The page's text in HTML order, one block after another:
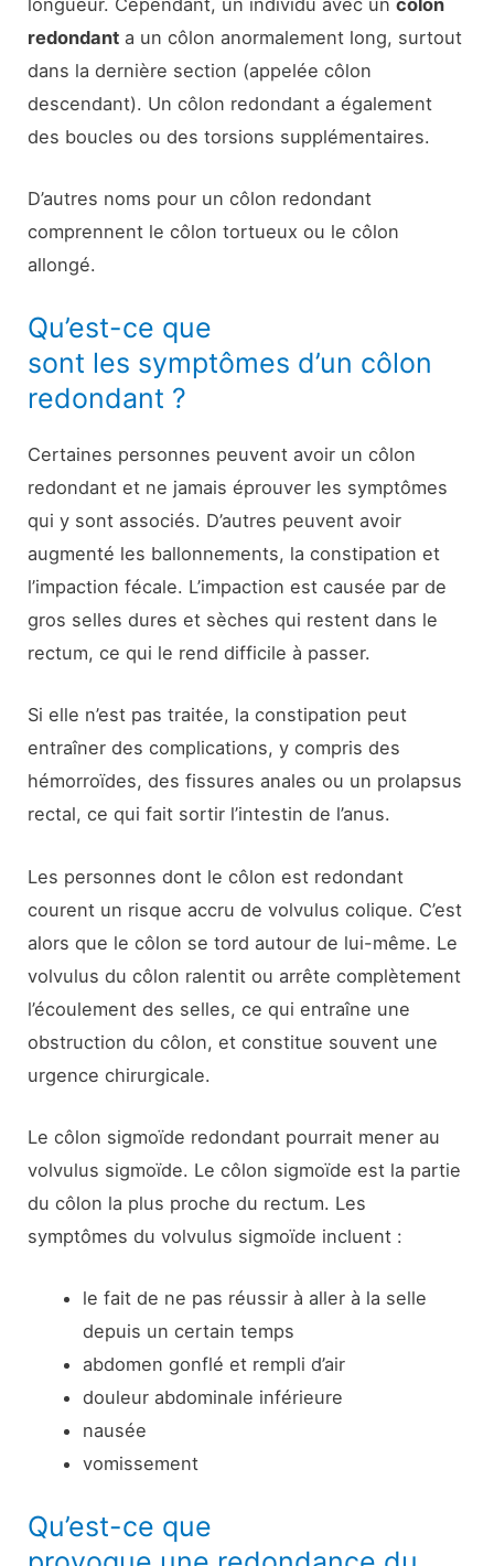
redondant a un côlon anormalement long, surtout
dans la dernière section (appelée côlon
descendant). Un côlon redondant a également
des boucles ou des torsions supplémentaires.
D’autres noms pour un côlon redondant
comprennent le côlon tortueux ou le côlon
allongé.
Qu’est-ce que
sont les symptômes d’un côlon
redondant ?
Certaines personnes peuvent avoir un côlon
redondant et ne jamais éprouver les symptômes
qui y sont associés. D’autres peuvent avoir
augmenté les ballonnements, la constipation et
l’impaction fécale. L’impaction est causée par de
gros selles dures et sèches qui restent dans le
rectum, ce qui le rend difficile à passer.
Si elle n’est pas traitée, la constipation peut
entraîner des complications, y compris des
hémorroïdes, des fissures anales ou un prolapsus
rectal, ce qui fait sortir l’intestin de l’anus.
Les personnes dont le côlon est redondant
courent un risque accru de volvulus colique. C’est
alors que le côlon se tord autour de lui-même. Le
volvulus du côlon ralentit ou arrête complètement
l’écoulement des selles, ce qui entraîne une
obstruction du côlon, et constitue souvent une
urgence chirurgicale.
Le côlon sigmoïde redondant pourrait mener au
volvulus sigmoïde. Le côlon sigmoïde est la partie
du côlon la plus proche du rectum. Les
symptômes du volvulus sigmoïde incluent :
le fait de ne pas réussir à aller à la selle
depuis un certain temps
abdomen gonflé et rempli d’air
douleur abdominale inférieure
nausée
vomissement
Qu’est-ce que